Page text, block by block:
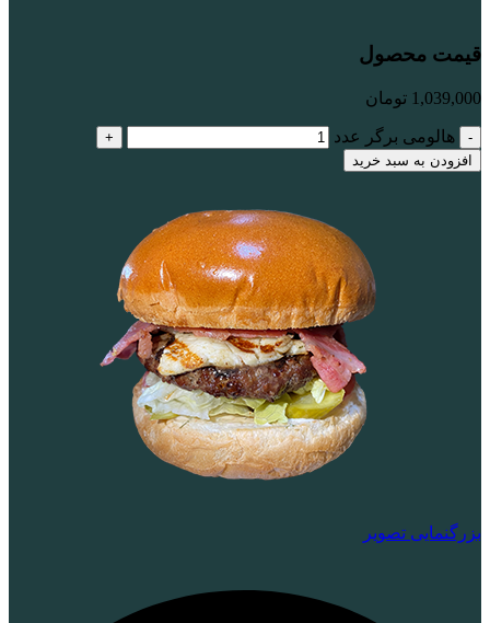
قیمت محصول
1,039,000 تومان
هالومی برگر عدد
افزودن به سبد خرید
بزرگنمایی تصویر